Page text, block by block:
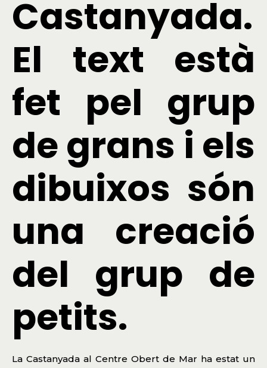
Castanyada.
El text està
fet pel grup
de grans i els
dibuixos són
una creació
del grup de
petits.
La Castanyada al Centre Obert de Mar ha estat un